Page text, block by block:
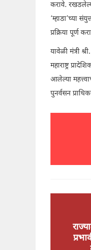
करावे.
‘म्हाडा’च्या
प्रक्रिया पूर्ण
यावेळी मंत्री
महाराष्ट्र
आलेल्या
पुनर्वसन